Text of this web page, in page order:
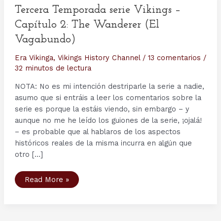
Tercera Temporada serie Vikings –
Capítulo 2: The Wanderer (El
Vagabundo)
Era Vikinga, Vikings History Channel/ 13 comentarios /
32 minutos de lectura
NOTA: No es mi intención destriparle la serie a nadie,
asumo que si entráis a leer los comentarios sobre la
serie es porque la estáis viendo, sin embargo – y
aunque no me he leído los guiones de la serie, ¡ojalá!
– es probable que al hablaros de los aspectos
históricos reales de la misma incurra en algún que
otro […]
Tercera
Temporada
Read More »